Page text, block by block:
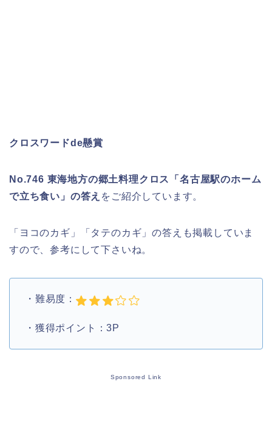
クロスワードde懸賞
No.746 東海地方の郷土料理クロス「名古屋駅のホーム
で立ち食い」の答え をご紹介しています。
「ヨコのカギ」「タテのカギ」の答えも掲載していま
すので、参考にして下さいね。
・難易度：
・獲得ポイント：3P
Sponsored Link